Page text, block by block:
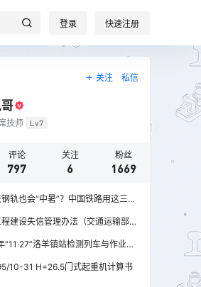
登录 快速注册
关注 私信
技师 Lv7
评论
797
关注
6
粉丝
1669
轨也会“中暑”？中国铁路用这三招
建设失信管理办法（交通运输部
“11·27”洛羊镇站检测列车与作业人
10-31 H=26.5门式起重机计算书